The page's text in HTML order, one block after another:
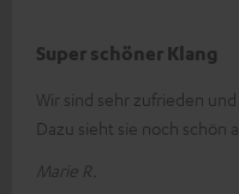
Super schöner Klang
Wir sind sehr zufrieden
Dazu sieht sie noch schön
Marie R.